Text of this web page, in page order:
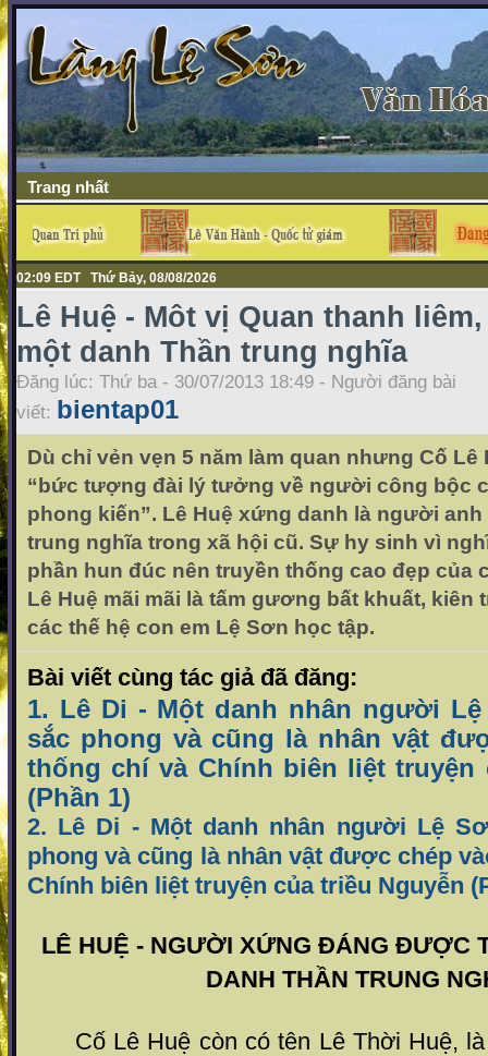
Trang nhất
02:09 EDT Thứ Bảy, 08/08/2026
Lê Huệ - Môt vị Quan thanh liêm,
một danh Thần trung nghĩa
Đăng lúc: Thứ ba - 30/07/2013 18:49 - Người đăng bài
viết: bientap01
Dù chỉ vẻn vẹn 5 năm làm quan nhưng Cố Lê
“bức tượng đài lý tưởng về người công bộc
phong kiến”. Lê Huệ xứng danh là người
trung nghĩa trong xã hội cũ. Sự hy sinh vì
phần hun đúc nên truyền thống cao đẹp của
Lê Huệ mãi mãi là tấm gương bất khuất, kiên
các thế hệ con em Lệ Sơn học tập.
Bài viết cùng tác giả đã đăng:
1. Lê Di - Một danh nhân người
sắc phong và cũng là nhân vật
thống chí và Chính biên liệt truyện
(Phần 1)
2. Lê Di - Một danh nhân người Lệ
phong và cũng là nhân vật được chép
Chính biên liệt truyện của triều Nguyễn
LÊ HUỆ - NGƯỜI XỨNG ĐÁNG ĐƯỢC
DANH THẦN TRUNG
Cố Lê Huệ còn có tên Lê Thời Huệ, là